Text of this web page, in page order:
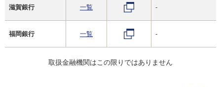
滋賀銀行 一覧 -
福岡銀行 一覧 -
取扱金融機関はこの限りではありません